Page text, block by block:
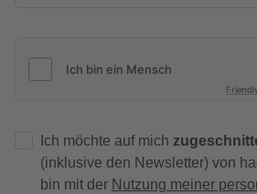
Ich möchte auf mich
(inklusive den Newsletter) von
bin mit der Nutzung meiner